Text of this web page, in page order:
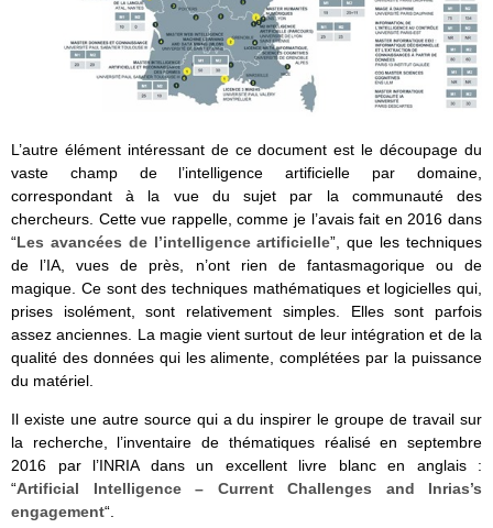
L’autre élément intéressant de ce document est le découpage du
vaste champ de l’intelligence artificielle par domaine,
correspondant à la vue du sujet par la communauté des
chercheurs. Cette vue rappelle, comme je l’avais fait en 2016 dans
“Les avancées de l’intelligence artificielle”, que les techniques
de l’IA, vues de près, n’ont rien de fantasmagorique ou de
magique. Ce sont des techniques mathématiques et logicielles qui,
prises isolément, sont relativement simples. Elles sont parfois
assez anciennes. La magie vient surtout de leur intégration et de la
qualité des données qui les alimente, complétées par la puissance
du matériel.
Il existe une autre source qui a du inspirer le groupe de travail sur
la recherche, l’inventaire de thématiques réalisé en septembre
2016 par l’INRIA dans un excellent livre blanc en anglais :
“Artificial Intelligence – Current Challenges and Inrias’s
engagement“.